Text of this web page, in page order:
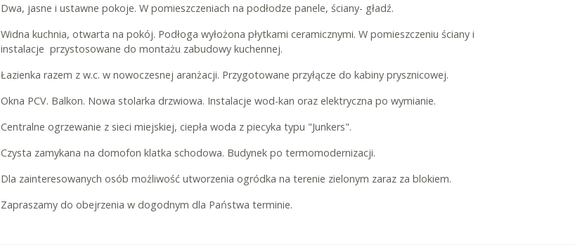
Dwa, jasne i ustawne pokoje. W pomieszczeniach na podłodze panele, ściany- gładź.
Widna kuchnia, otwarta na pokój. Podłoga wyłożona płytkami ceramicznymi. W pomieszczeniu ściany i
instalacje przystosowane do montażu zabudowy kuchennej.
Łazienka razem z w.c. w nowoczesnej aranżacji. Przygotowane przyłącze do kabiny prysznicowej.
Okna PCV. Balkon. Nowa stolarka drzwiowa. Instalacje wod-kan oraz elektryczna po wymianie.
Centralne ogrzewanie z sieci miejskiej, ciepła woda z piecyka typu "Junkers".
Czysta zamykana na domofon klatka schodowa. Budynek po termomodernizacji.
Dla zainteresowanych osób możliwość utworzenia ogródka na terenie zielonym zaraz za blokiem.
Zapraszamy do obejrzenia w dogodnym dla Państwa terminie.